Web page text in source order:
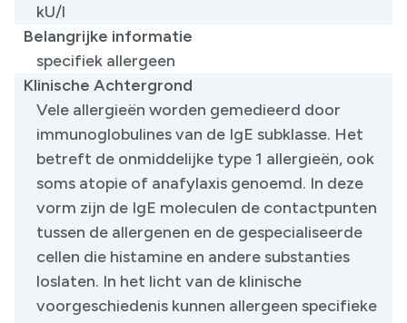
kU/l
Belangrijke informatie
specifiek allergeen
Klinische Achtergrond
Vele allergieën worden gemedieerd door
immunoglobulines van de IgE subklasse. Het
betreft de onmiddelijke type 1 allergieën, ook
soms atopie of anafylaxis genoemd. In deze
vorm zijn de IgE moleculen de contactpunten
tussen de allergenen en de gespecialiseerde
cellen die histamine en andere substanties
loslaten. In het licht van de klinische
voorgeschiedenis kunnen allergeen specifieke